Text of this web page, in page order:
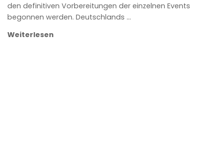
den definitiven Vorbereitungen der einzelnen Events
begonnen werden. Deutschlands …
Weiterlesen